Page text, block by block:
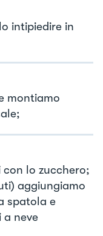
intipiedire in
montiamo
lo zucchero;
aggiungiamo
spatola e
neve